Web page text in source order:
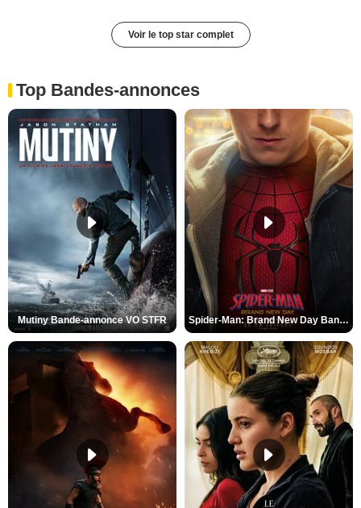
Voir le top star complet
Top Bandes-annonces
Mutiny Bande-annonce VO STFR Spider-Man: Brand New Day Bande-annonce VO STFR